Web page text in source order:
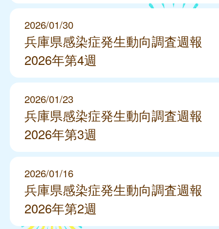
2026/01/30
兵庫県感染症発生動向調査週報
2026年第4週
2026/01/23
兵庫県感染症発生動向調査週報
2026年第3週
2026/01/16
兵庫県感染症発生動向調査週報
2026年第2週